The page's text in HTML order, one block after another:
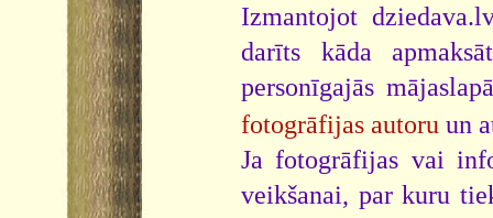
Izmantojot
darīts kāda
personīgajās
fotogrāfijas autoru un
Ja fotogrāfijas vai
veikšanai, par kuru